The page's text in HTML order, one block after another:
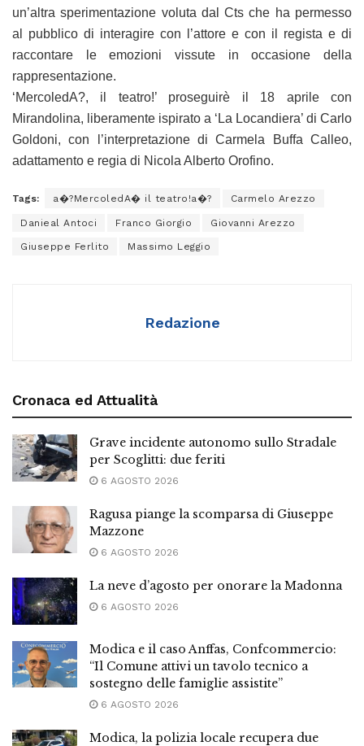
un’altra sperimentazione voluta dal Cts che ha permesso
al pubblico di interagire con l’attore e con il regista e di
raccontare le emozioni vissute in occasione della
rappresentazione.
‘MercoledA?, il teatro!’ proseguirè il 18 aprile con
Mirandolina, liberamente ispirato a ‘La Locandiera’ di Carlo
Goldoni, con l’interpretazione di Carmela Buffa Calleo,
adattamento e regia di Nicola Alberto Orofino.
Tags: a�?MercoledA� il teatro!a�? Carmelo Arezzo
Danieal Antoci Franco Giorgio Giovanni Arezzo
Giuseppe Ferlito Massimo Leggio
Redazione
Cronaca ed Attualità
Grave incidente autonomo sullo Stradale
per Scoglitti: due feriti
6 AGOSTO 2026
Ragusa piange la scomparsa di Giuseppe
Mazzone
6 AGOSTO 2026
La neve d’agosto per onorare la Madonna
6 AGOSTO 2026
Modica e il caso Anffas, Confcommercio:
“Il Comune attivi un tavolo tecnico a
sostegno delle famiglie assistite”
6 AGOSTO 2026
Modica, la polizia locale recupera due